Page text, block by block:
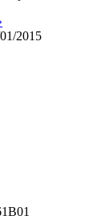
2015